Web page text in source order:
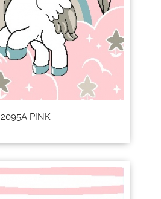
2095A PINK